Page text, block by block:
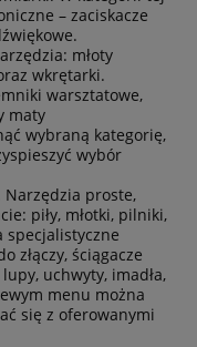
– zaciskacze
młoty
wkrętarki.
warsztatowe,
maty
wybraną kategorię,
wybór
Narzędzia proste,
piły, młotki, pilniki,
specjalistyczne
złączy, ściągacze
uchwyty, imadła,
menu można
się z oferowanymi